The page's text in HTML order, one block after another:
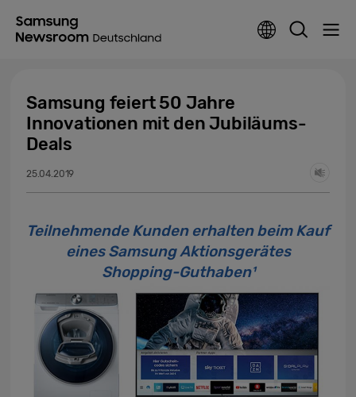
Samsung feiert 50 Jahre
Innovationen mit den Jubiläums-
Deals
25.04.2019
Teilnehmende Kunden erhalten beim Kauf
eines Samsung Aktionsgerätes
Shopping-Guthaben¹